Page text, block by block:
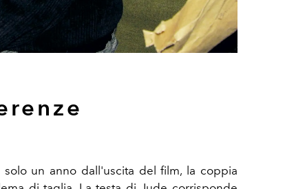
un anno dall'uscita del film, la coppia